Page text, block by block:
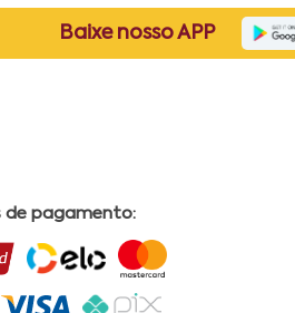
Baixe nosso APP
de pagamento: